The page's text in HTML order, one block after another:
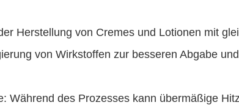
Herstellung von Cremes und Lotionen mit
von Wirkstoffen zur besseren Abgabe
Während des Prozesses kann übermäßige